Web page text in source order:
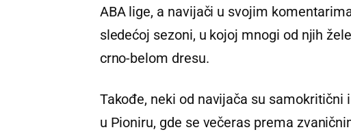
ABA lige, a navijači u svojim
sledećoj sezoni, u kojoj mnogi od njih
crno-belom dresu.
Takođe, neki od navijača su samokritični
u Pioniru, gde se večeras prema